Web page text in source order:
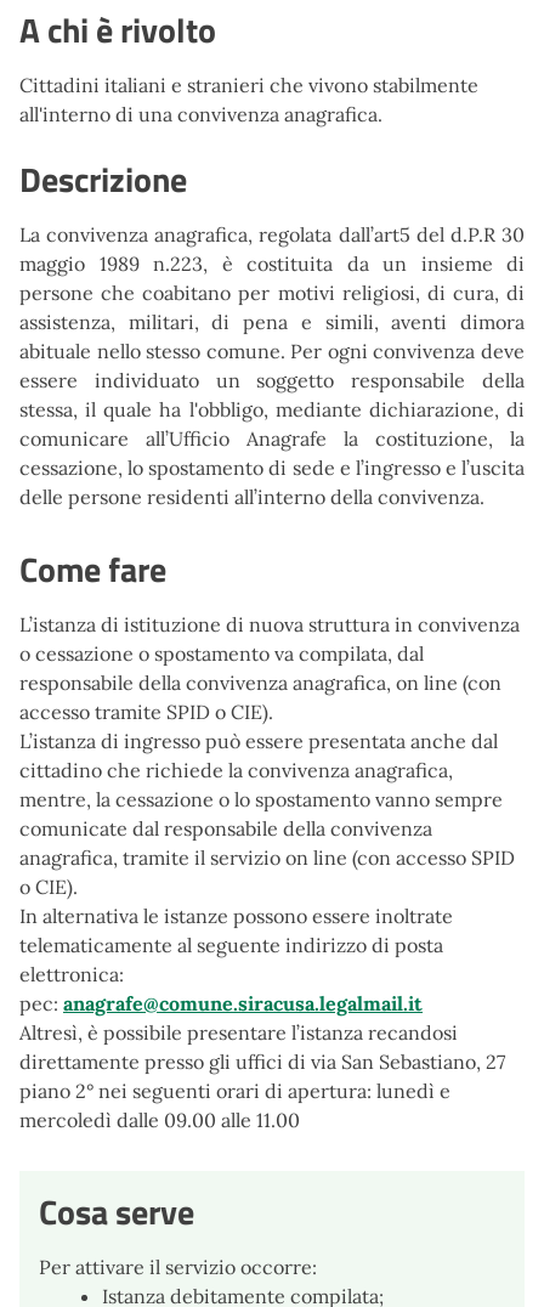
A chi è rivolto
Cittadini italiani e stranieri che vivono stabilmente
all'interno di una convivenza anagrafica.
Descrizione
La convivenza anagrafica, regolata dall’art5 del d.P.R 30
maggio 1989 n.223, è costituita da un insieme di
persone che coabitano per motivi religiosi, di cura, di
assistenza, militari, di pena e simili, aventi dimora
abituale nello stesso comune. Per ogni convivenza deve
essere individuato un soggetto responsabile della
stessa, il quale ha l'obbligo, mediante dichiarazione, di
comunicare all’Ufficio Anagrafe la costituzione, la
cessazione, lo spostamento di sede e l’ingresso e l’uscita
delle persone residenti all’interno della convivenza.
Come fare
L’istanza di istituzione di nuova struttura in convivenza
o cessazione o spostamento va compilata, dal
responsabile della convivenza anagrafica, on line (con
accesso tramite SPID o CIE).
L’istanza di ingresso può essere presentata anche dal
cittadino che richiede la convivenza anagrafica,
mentre, la cessazione o lo spostamento vanno sempre
comunicate dal responsabile della convivenza
anagrafica, tramite il servizio on line (con accesso SPID
o CIE).
In alternativa le istanze possono essere inoltrate
telematicamente al seguente indirizzo di posta
elettronica:
pec: anagrafe@comune.siracusa.legalmail.it
Altresì, è possibile presentare l’istanza recandosi
direttamente presso gli uffici di via San Sebastiano, 27
piano 2° nei seguenti orari di apertura: lunedì e
mercoledì dalle 09.00 alle 11.00
Cosa serve
Per attivare il servizio occorre:
Istanza debitamente compilata;